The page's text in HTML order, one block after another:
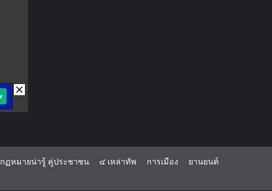
กฏหมายน่ารู้ คู่ประชาชน ๔ เหล่าทัพ การเมือง
ยานยนต์